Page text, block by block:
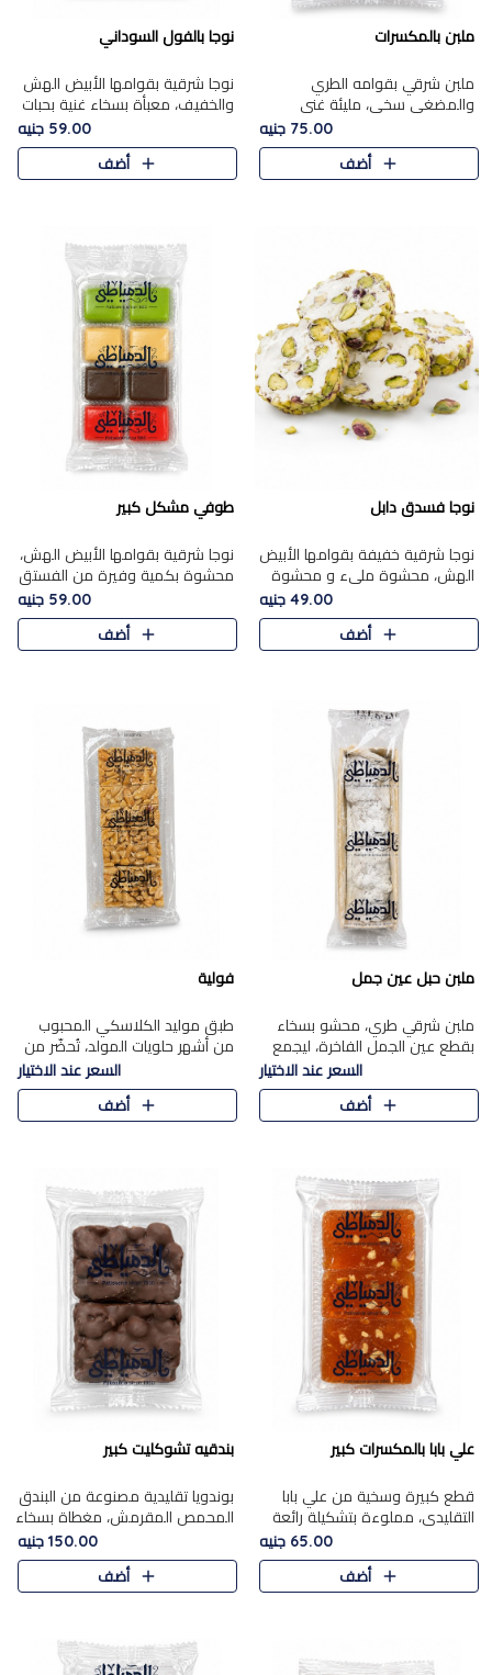
ملبن بالمكسرات
ملبن شرقي بقوامه الطري
والمضغي سخي، مليئة غني
بتشكيلة فاخرة من المكسرات
مشكلة المختارة التي تقدم تضيف
قرمشة مميزة مرضية ونكهة
75.00 جنيه
أضف
نوجا بالفول السوداني
نوجا شرقية بقوامها الأبيض الهش
والخفيف، معبأة بسخاء غنية بحبات
الفول السوداني المحمص التي
يقدم تضيف قرمشة مميزة مرضية
وتوازنًا رائعًا مع حلا..
59.00 جنيه
أضف
نوجا فسدق دابل
نوجا شرقية خفيفة بقوامها الأبيض
الهش، محشوة مليء و محشوة
بـكمية وفيرة من الفستق الفاخر
لتمنحك نكهة مكسرات غنية
وقرمشة مميزة في كل قطعة و
49.00 جنيه
أضف
طوفي مشكل كبير
نوجا شرقية بقوامها الأبيض الهش،
محشوة بكمية وفيرة من الفستق
الفاخر لتمنحك نكهة غنية وقرمشة
مميزة في كل قطعة، لتجربة تجمع
بين الفخامة والمذاق..
59.00 جنيه
أضف
ملبن حبل عين جمل
ملبن شرقي طري، محشو بسخاء
بقطع عين الجمل الفاخرة، ليجمع
بين القوام الناعم وقرمشة الجوز
في مذاق شرقي أصيل.
السعر عند الاختيار
أضف
فولية
طبق موليد الكلاسكي المحبوب
من أشهر حلويات المولد، تُحضّر من
فول سوداني محمص بعناية
ومغلف بطبقة رقيقة من السكر
المكرمل، لتمنحك قرمشة أصيلة
السعر عند الاختيار
أضف
علي بابا بالمكسرات كبير
قطع كبيرة وسخية من علي بابا
التقليدي، مملوءة بتشكيلة رائعة
من المكسرات المحمصة المحمرة.
65.00 جنيه
أضف
بندقيه تشوكليت كبير
بوندويا تقليدية مصنوعة من البندق
المحمص المقرمش، مغطاة بسخاء
بشوكولاتة فاخرة غنية لتحقيق
التوازن المثالي بين قوام القرمشة
ونكهة الشوكولاتة ا..
150.00 جنيه
أضف